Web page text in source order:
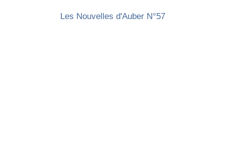
Les Nouvelles d'Auber N°57